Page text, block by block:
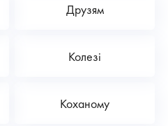
Друзям
Колезі
Коханому